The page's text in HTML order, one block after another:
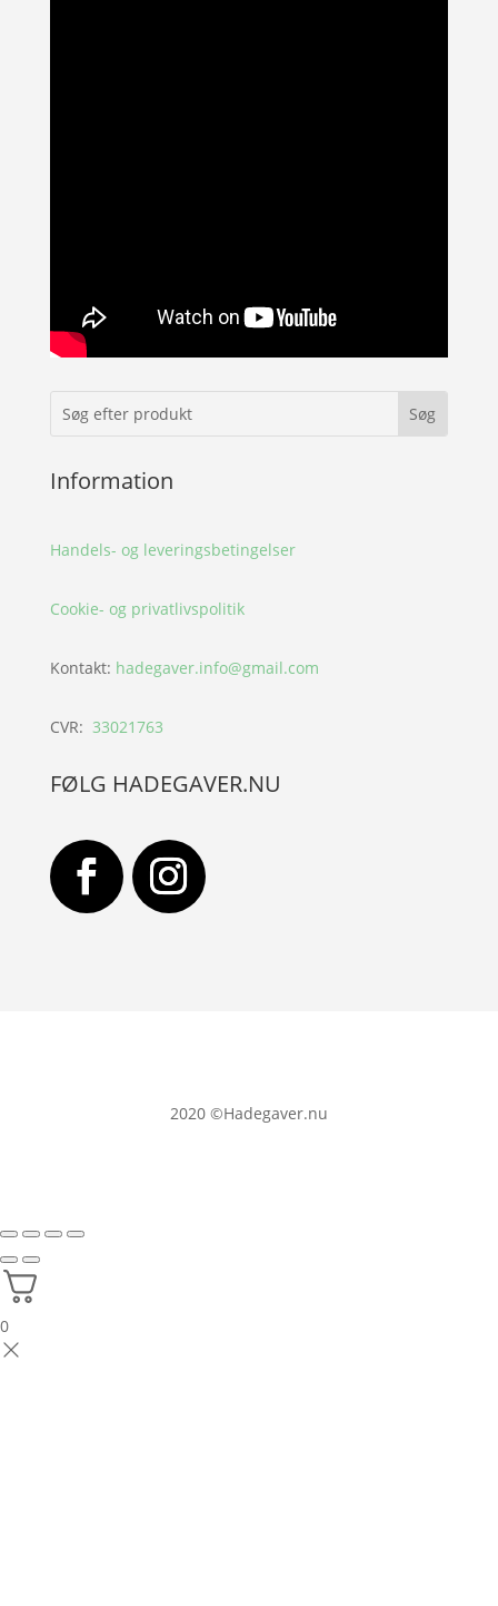
Information
Handels- og leveringsbetingelser
Cookie- og privatlivspolitik
Kontakt: hadegaver.info@gmail.com
CVR: 33021763
FØLG HADEGAVER.NU
2020 ©Hadegaver.nu
0